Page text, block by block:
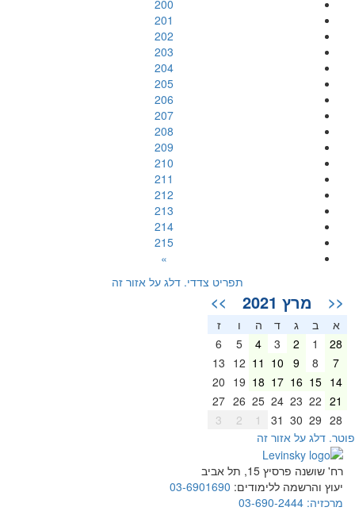
200
201
202
203
204
205
206
207
208
209
210
211
212
213
214
215
»
תפריט צדדי. דלג על אזור זה
<< מרץ 2021 >>
א ב ג ד ה
ז
28
2
3
4
5
6
7
8
9
10
11
12
13
14
15
16
17
18
19
20
21
22
23
24
25
26
27
28
29
30
31
2
3
דלג על אזור זה
רח' שושנה פרסיץ 15, תל אביב
יעוץ והרשמה ללימודים: 03-6901690
מרכזיה: 03-690-2444